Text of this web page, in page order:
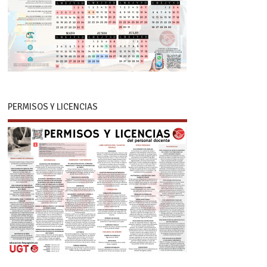
PERMISOS Y LICENCIAS